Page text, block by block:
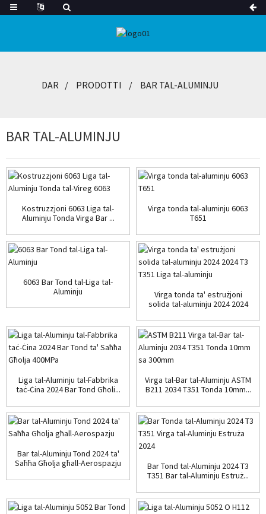
DAR PRODOTTI BAR TAL-ALUMINJU
BAR TAL-ALUMINJU
Kostruzzjoni 6063 Liga tal-
Aluminju Tonda Virga Bar ...
Virga tonda tal-aluminju 6063
T651
6063 Bar Tond tal-Liga tal-
Aluminju
Virga tonda ta' estrużjoni
solida tal-aluminju 2024 2024
Liga tal-Aluminju tal-Fabbrika
taċ-Ċina 2024 Bar Tond Għoli...
Virga tal-Bar tal-Aluminju ASTM
B211 2034 T351 Tonda 10mm...
Bar tal-Aluminju Tond 2024 ta'
Saħħa Għolja għall-Aerospazju
Bar Tond tal-Aluminju 2024 T3
T351 Bar tal-Aluminju Estruż...